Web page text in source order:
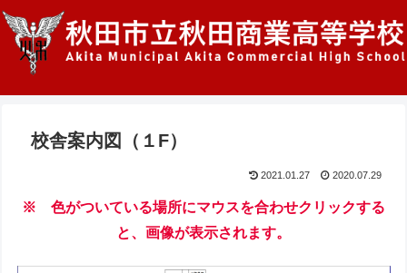
校舎案内図（１F）
2021.01.27 2020.07.29
※ 色がついている場所にマウスを合わせクリックする
と、画像が表示されます。